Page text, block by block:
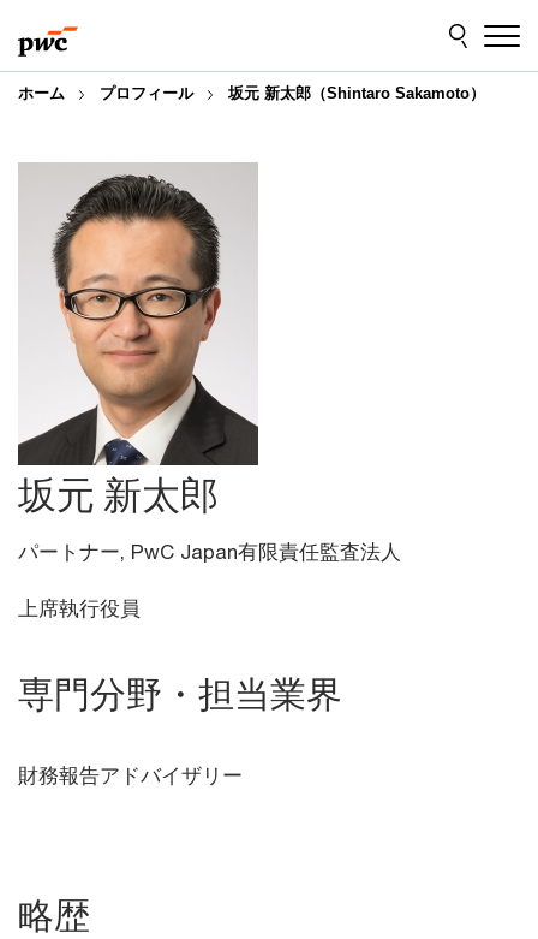
to
content
to
footer
ホーム プロフィール 坂元 新太郎（Shintaro Sakamoto）
坂元 新太郎
パートナー, PwC Japan有限責任監査法人
上席執行役員
専門分野・担当業界
財務報告アドバイザリー
略歴